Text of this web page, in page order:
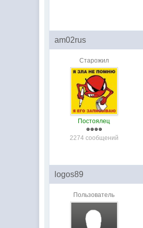
am02rus
Старожил
Постоялец
2274 сообщений
logos89
Пользователь